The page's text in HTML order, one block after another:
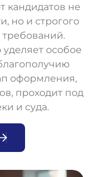
кандидатов не
но и строгого
уделяет особое
оформления,
проходит под
и суда.